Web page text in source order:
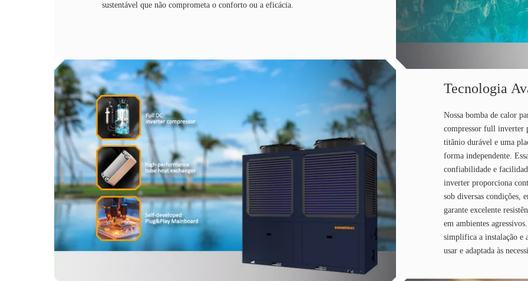
sustentável que não comprometa o conforto ou a eficácia.
Tecnologia
Nossa bomba de calor
compressor full inverter
titânio durável e uma
forma independente.
confiabilidade e
inverter proporciona
sob diversas condições,
garante excelente
em ambientes
simplifica a instalação e
usar e adaptada às